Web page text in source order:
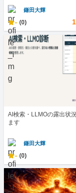
鎌田大輝
- (0)
AI検索・LLMOの露出状
ます
鎌田大輝
- (0)